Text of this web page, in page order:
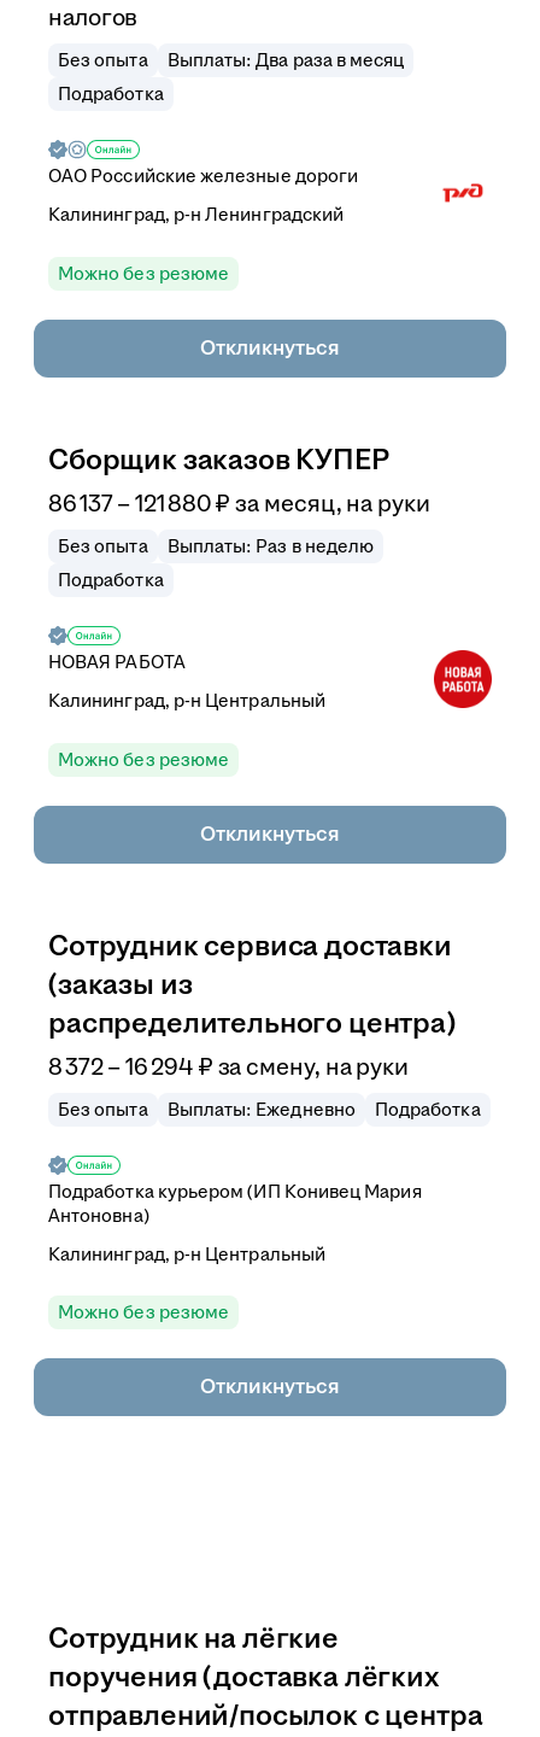
налогов
Без опыта
Выплаты: Два раза в месяц
Подработка
ОАО Российские железные дороги
Калининград, р-н Ленинградский
Можно без резюме
Откликнуться
Сборщик заказов КУПЕР
86 137–121 880₽ за месяц, на руки
Без опыта
Выплаты: Раз в неделю
Подработка
НОВАЯ РАБОТА
Калининград, р-н Центральный
Можно без резюме
Откликнуться
Сотрудник сервиса доставки
(заказы из
распределительного центра)
8 372–16 294 ₽ за смену, на руки
Без опыта Выплаты: Ежедневно Подработка
Подработка курьером (ИП Конивец Мария
Антоновна)
Калининград, р-н Центральный
Можно без резюме
Откликнуться
Сотрудник на лёгкие
поручения (доставка лёгких
отправлений/посылок с центра